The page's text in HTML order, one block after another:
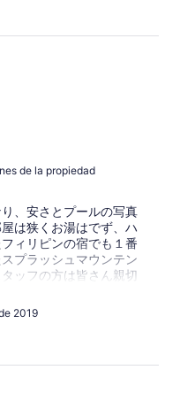
de la propiedad
、安さとプールの写真
は狭くお湯はでず、ハ
ィリピンの宿でも１番
プラッシュマウンテン
ッフの方は皆さん親切
トータル的にはその優
2019